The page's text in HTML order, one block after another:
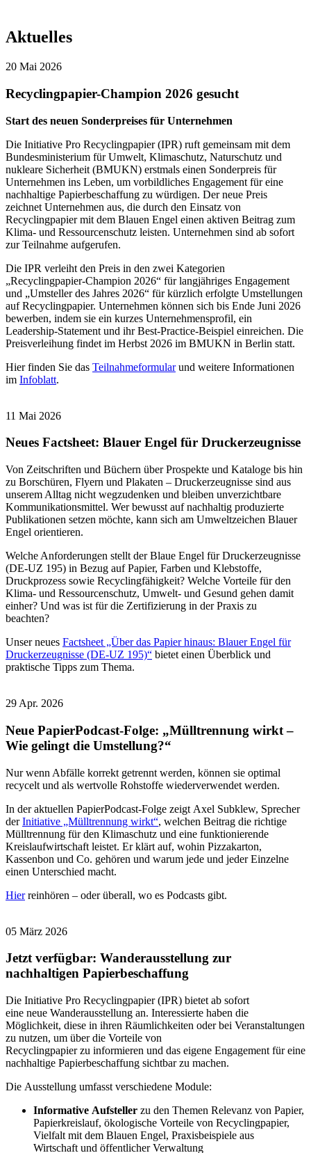
Aktuelles
20 Mai 2026
Recyclingpapier-Champion 2026 gesucht
Start des neuen Sonderpreises für Unternehmen
Die Initiative Pro Recyclingpapier (IPR) ruft gemeinsam mit dem
Bundesministerium für Umwelt, Klimaschutz, Naturschutz und
nukleare Sicherheit (BMUKN) erstmals einen Sonderpreis für
Unternehmen ins Leben, um vorbildliches Engagement für eine
nachhaltige Papierbeschaffung zu würdigen. Der neue Preis
zeichnet Unternehmen aus, die durch den Einsatz von
Recyclingpapier mit dem Blauen Engel einen aktiven Beitrag zum
Klima- und Ressourcenschutz leisten. Unternehmen sind ab sofort
zur Teilnahme aufgerufen.
Die IPR verleiht den Preis in den zwei Kategorien
„Recyclingpapier-Champion 2026“ für langjähriges Engagement
und „Umsteller des Jahres 2026“ für kürzlich erfolgte Umstellungen
auf Recyclingpapier. Unternehmen können sich bis Ende Juni 2026
bewerben, indem sie ein kurzes Unternehmensprofil, ein
Leadership-Statement und ihr Best-Practice-Beispiel einreichen. Die
Preisverleihung findet im Herbst 2026 im BMUKN in Berlin statt.
Hier finden Sie das Teilnahmeformularund weitere Informationen
im Infoblatt.
11 Mai 2026
Neues Factsheet: Blauer Engel für Druckerzeugnisse
Von Zeitschriften und Büchern über Prospekte und Kataloge bis hin
zu Borschüren, Flyern und Plakaten – Druckerzeugnisse sind aus
unserem Alltag nicht wegzudenken und bleiben unverzichtbare
Kommunikationsmittel. Wer bewusst auf nachhaltig produzierte
Publikationen setzen möchte, kann sich am Umweltzeichen Blauer
Engel orientieren.
Welche Anforderungen stellt der Blaue Engel für Druckerzeugnisse
(DE-UZ 195) in Bezug auf Papier, Farben und Klebstoffe,
Druckprozess sowie Recyclingfähigkeit? Welche Vorteile für den
Klima- und Ressourcenschutz, Umwelt- und Gesund gehen damit
einher? Und was ist für die Zertifizierung in der Praxis zu
beachten?
Unser neues Factsheet „Über das Papier hinaus: Blauer Engel für
Druckerzeugnisse (DE-UZ 195)“ bietet einen Überblick und
praktische Tipps zum Thema.
29 Apr. 2026
Neue PapierPodcast-Folge: „Mülltrennung wirkt –
Wie gelingt die Umstellung?“
Nur wenn Abfälle korrekt getrennt werden, können sie optimal
recycelt und als wertvolle Rohstoffe wiederverwendet werden.
In der aktuellen PapierPodcast-Folge zeigt Axel Subklew, Sprecher
derInitiative „Mülltrennung wirkt“, welchen Beitrag die richtige
Mülltrennung für den Klimaschutz und eine funktionierende
Kreislaufwirtschaft leistet. Er klärt auf, wohin Pizzakarton,
Kassenbon und Co. gehören und warum jede und jeder Einzelne
einen Unterschied macht.
Hierreinhören – oder überall, wo es Podcasts gibt.
05 März 2026
Jetzt verfügbar: Wanderausstellung zur
nachhaltigen Papierbeschaffung
Die Initiative Pro Recyclingpapier (IPR) bietet ab sofort
eine neue Wanderausstellung an. Interessierte haben die
Möglichkeit, diese in ihren Räumlichkeiten oder bei Veranstaltungen
zu nutzen, um über die Vorteile von
Recyclingpapier zu informieren und das eigene Engagement für eine
nachhaltige Papierbeschaffung sichtbar zu machen.
Die Ausstellung umfasst verschiedene Module:
Informative Aufsteller zu den Themen Relevanz von Papier,
Papierkreislauf, ökologische Vorteile von Recyclingpapier,
Vielfalt mit dem Blauen Engel, Praxisbeispiele aus
Wirtschaft und öffentlicher Verwaltung